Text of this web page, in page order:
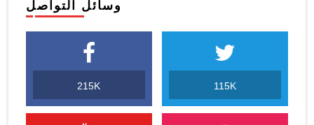
وسائل التواصل
215K 115K